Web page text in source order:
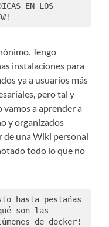
EN LOS
Tengo
instalaciones para
ya a usuarios más
pero tal y
a aprender a
y organizados
una Wiki personal
todo lo que no
hasta pestañas
son las
de docker!